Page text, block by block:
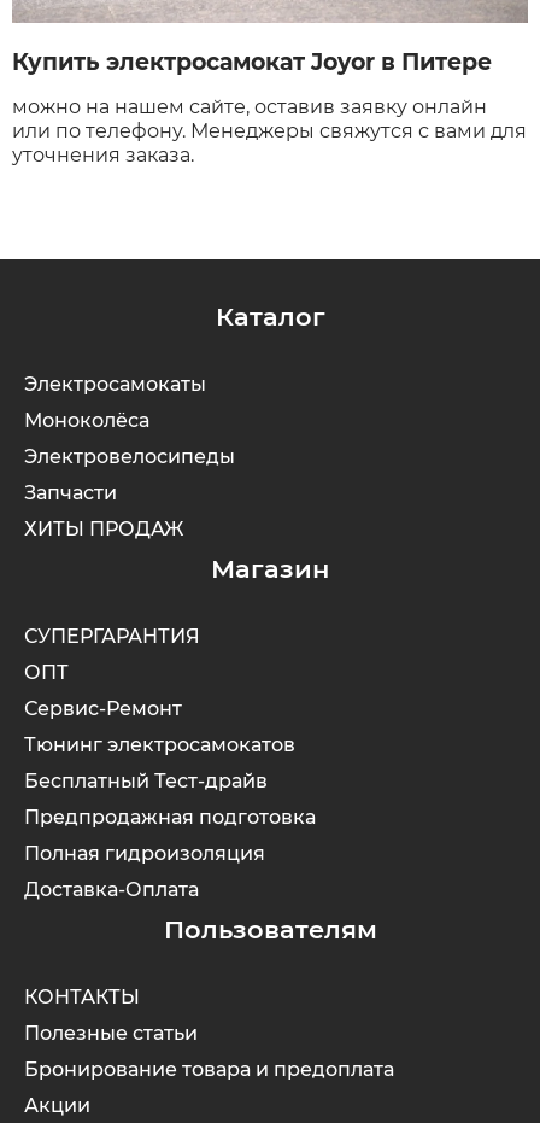
Купить электросамокат Joyor в Питере
можно на нашем сайте, оставив заявку онлайн
или по телефону. Менеджеры свяжутся с вами для
уточнения заказа.
Каталог
Электросамокаты
Моноколёса
Электровелосипеды
Запчасти
ХИТЫ ПРОДАЖ
Магазин
СУПЕРГАРАНТИЯ
ОПТ
Сервис-Ремонт
Тюнинг электросамокатов
Бесплатный Тест-драйв
Предпродажная подготовка
Полная гидроизоляция
Доставка-Оплата
Пользователям
КОНТАКТЫ
Полезные статьи
Бронирование товара и предоплата
Акции